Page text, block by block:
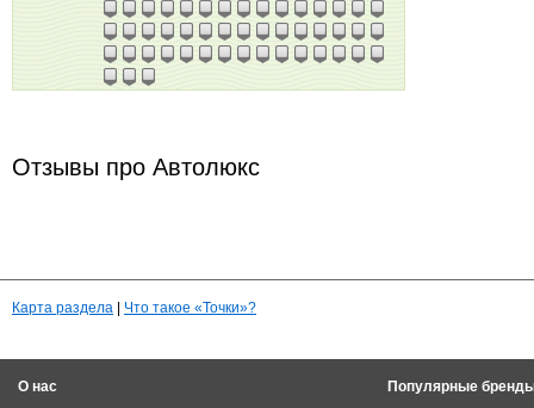
Отзывы про Автолюкс
Карта раздела Что такое «Точки»?
О нас
Популярные